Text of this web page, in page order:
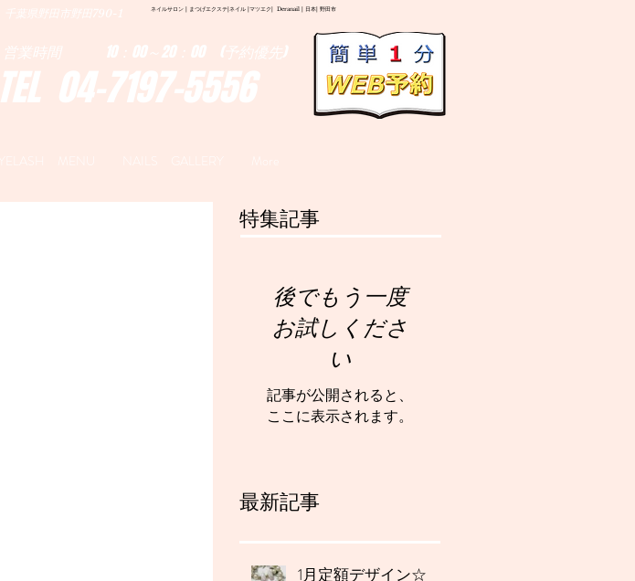
ネイルサロン | まつげエクステ|ネイル |マツエク| Deranail | 日本| 野田市
千葉県野田市野田790-1
TEL 04-7197-5556
営業時間 10：00～20：00 (予約優先)
特集記事
後でもう一度
お試しくださ
い
記事が公開されると、
ここに表示されます。
最新記事
1月定額デザイン☆